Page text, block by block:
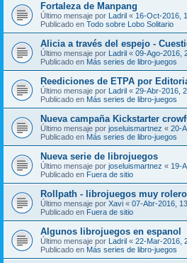
Fortaleza de Manpang
Último mensaje por Ladril « 16-Oct-2016,
Publicado en Todo sobre Lobo Solitario
Alicia a través del espejo -
Último mensaje por Ladril « 09-Ago-2016,
Publicado en Más series de libro-juegos
Reediciones de ETPA por
Último mensaje por Ladril « 29-Abr-2016,
Publicado en Más series de libro-juegos
Nueva campaña Kickstarter
Último mensaje por joseluismartnez « 20-
Publicado en Más series de libro-juegos
Nueva serie de librojuegos
Último mensaje por joseluismartnez « 19-
Publicado en Fuera de sitio
Rollpath - librojuegos muy
Último mensaje por Xavi « 07-Abr-2016,
Publicado en Fuera de sitio
Algunos librojuegos en espanol
Último mensaje por Ladril « 22-Mar-2016,
Publicado en Más series de libro-juegos